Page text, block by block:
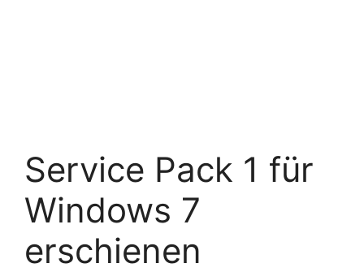
Service Pack 1 für
Windows 7
erschienen